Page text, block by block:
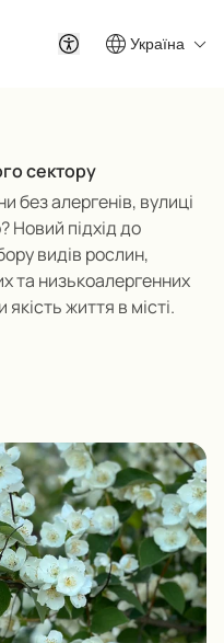
Україна
сектору
без алергенів, вулиці
Новий підхід до
видів рослин,
та низькоалергенних
життя в місті.